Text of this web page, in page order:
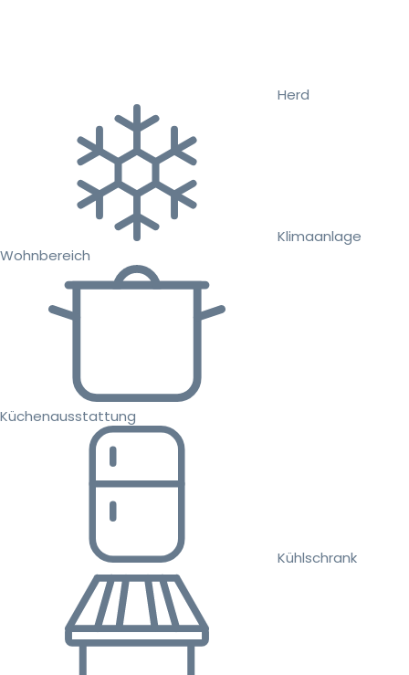
Herd
Klimaanlage
Wohnbereich
Küchenausstattung
Kühlschrank